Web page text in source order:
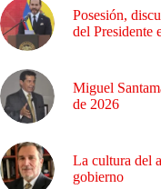
Posesión,
del Presidente
Miguel
de 2026
La cultura del
gobierno